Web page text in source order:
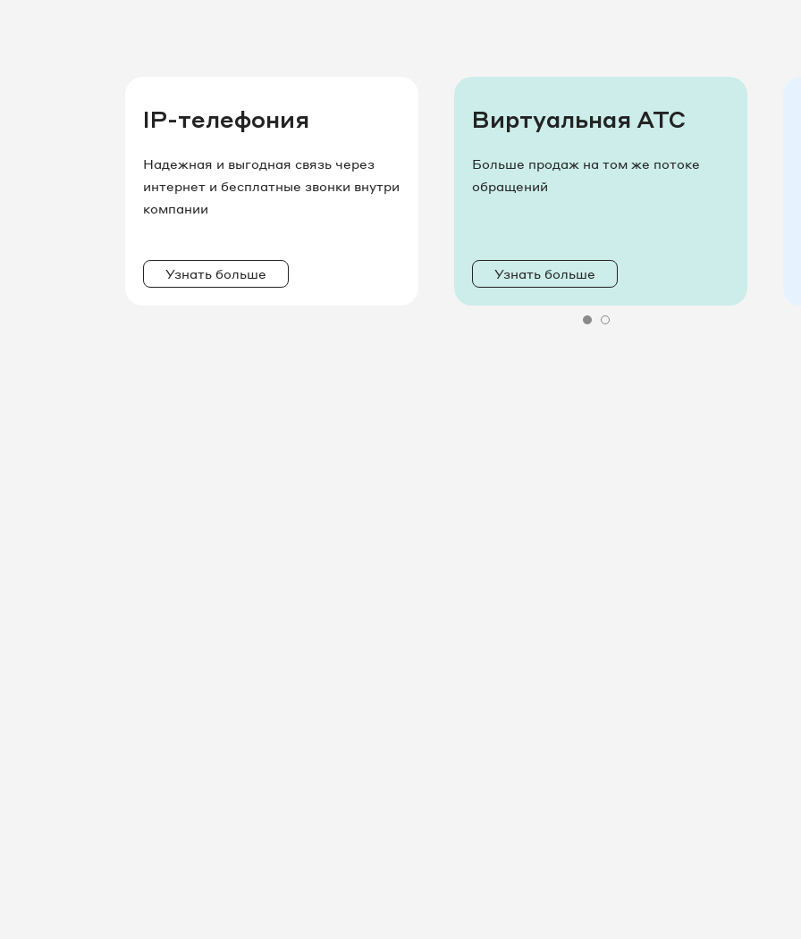
IP-телефония
Надежная и выгодная связь через
интернет и бесплатные звонки внутри
компании
Узнать больше
Виртуальная АТС
Больше продаж на том же потоке
обращений
Узнать больше